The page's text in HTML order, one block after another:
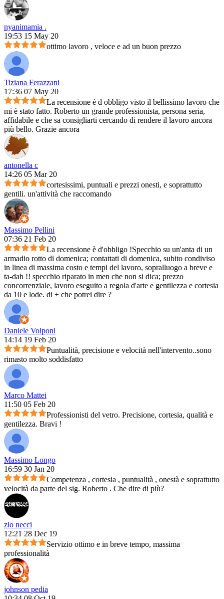
nyanimamia .
19:53 15 May 20
ottimo lavoro , veloce e ad un buon prezzo
Tiziana Ferazzani
17:36 07 May 20
La recensione è d obbligo visto il bellissimo lavoro che
mi è stato fatto. Roberto un grande professionista, persona seria,
affidabile e che sa consigliarti cercando di rendere il lavoro ancora
più bello. Grazie ancora
antonella c
14:26 05 Mar 20
cortesissimi, puntuali e prezzi onesti, e soprattutto
gentili. un'attività che raccomando
Massimo Pellini
07:36 21 Feb 20
La recensione è d'obbligo !Specchio su un'anta di un
armadio rotto di domenica; contattati di domenica, subito condiviso
in linea di massima costo e tempi del lavoro, sopralluogo a breve e
ta-dah !! specchio riparato in men che non si dica; prezzo
concorrenziale, lavoro eseguito a regola d'arte e gentilezza e cortesia
da 10 e lode. di + che potrei dire ?
Daniele Volponi
14:14 19 Feb 20
Puntualità, precisione e velocità nell'intervento..sono
rimasto molto soddisfatto
Marco Mattei
11:50 05 Feb 20
Professionisti del vetro. Precisione, cortesia, qualità e
gentilezza. Bravi !
Massimo Longo
16:59 30 Jan 20
Competenza , cortesia , puntualità , onestà e soprattutto
velocità da parte del sig. Roberto . Che dire di più?
zio necci
12:21 28 Dec 19
Servizio ottimo e in breve tempo, massima
professionalità
johnson pedia